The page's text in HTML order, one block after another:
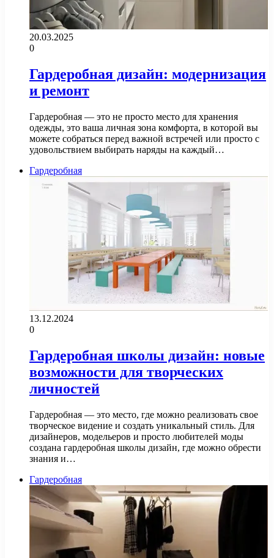
20.03.2025
0
Гардеробная дизайн: модернизация
и ремонт
Гардеробная — это не просто место для хранения
одежды, это ваша личная зона комфорта, в которой вы
можете собраться перед важной встречей или просто с
удовольствием выбирать наряды на каждый…
Гардеробная
13.12.2024
0
Гардеробная школы дизайн: новые
возможности для творческих
личностей
Гардеробная — это место, где можно реализовать свое
творческое видение и создать уникальный стиль. Для
дизайнеров, модельеров и просто любителей моды
создана гардеробная школы дизайн, где можно обрести
знания и…
Гардеробная